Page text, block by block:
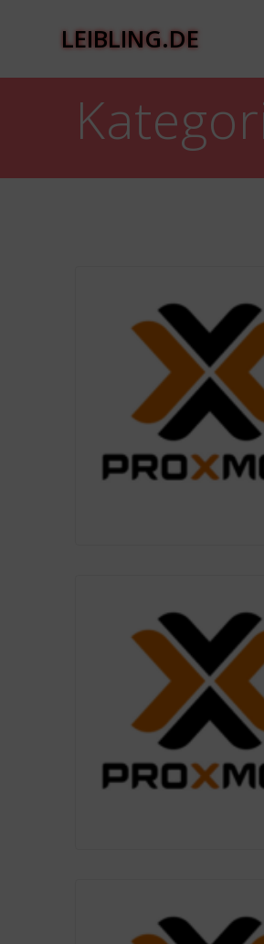
LEIBLING.DE